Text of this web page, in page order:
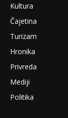
Kultura
Čajetina
Turizam
Hronika
Privreda
Mediji
Politika